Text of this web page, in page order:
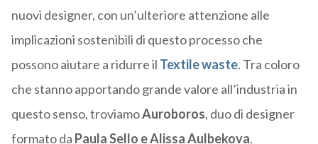
nuovi designer, con un’ulteriore attenzione alle
implicazioni sostenibili di questo processo che
possono aiutare a ridurre il Textile waste. Tra coloro
che stanno apportando grande valore all’industria in
questo senso, troviamoAuroboros, duo di designer
formato da Paula Sello e AlissaAulbekova.